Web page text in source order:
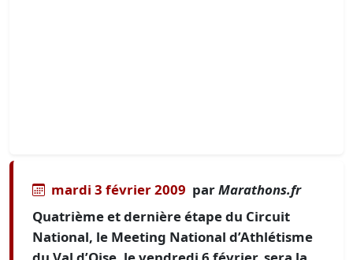
mardi 3 février 2009 parMarathons.fr
Quatrième et dernière étape du Circuit
National, le Meeting National d’Athlétisme